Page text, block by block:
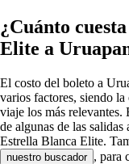
¿Cuánto
Elite a
El costo del boleto a
varios factores, siendo
viaje los más relevantes.
de algunas de las
Estrella Blanca Elite.
nuestro buscador , para